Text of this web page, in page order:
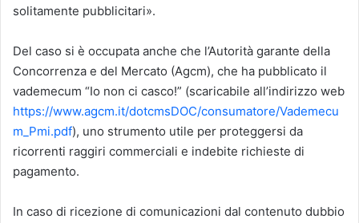
solitamente pubblicitari».
Del caso si è occupata anche che l’Autorità garante della
Concorrenza e del Mercato (Agcm), che ha pubblicato il
vademecum “Io non ci casco!” (scaricabile all’indirizzo web
https://www.agcm.it/dotcmsDOC/consumatore/Vademecu
m_Pmi.pdf), uno strumento utile per proteggersi da
ricorrenti raggiri commerciali e indebite richieste di
pagamento.
In caso di ricezione di comunicazioni dal contenuto dubbio